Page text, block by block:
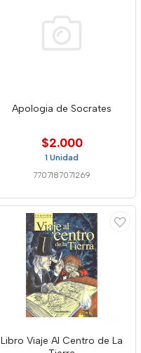
Apologia de Socrates
$2.000
1 Unidad
7707187071269
Libro Viaje Al Centro de La